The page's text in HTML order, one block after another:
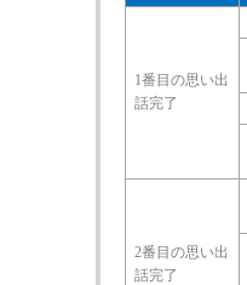
1番目の思い出
話完了
2番目の思い出
話完了